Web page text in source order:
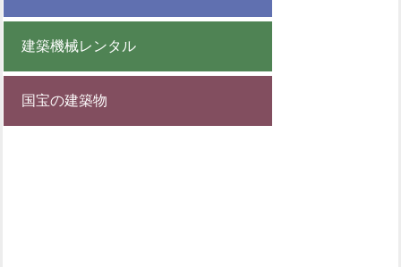
建築機械レンタル
国宝の建築物